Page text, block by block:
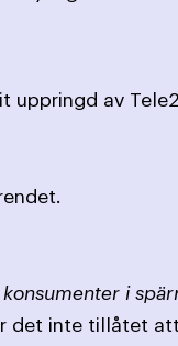
uppringd av
i
det inte tillåtet